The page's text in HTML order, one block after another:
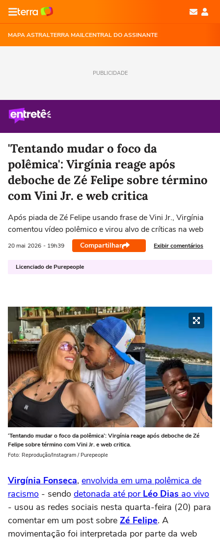
MAPA ASTRALTERRA MAILCENTRAL DO ASSINANTE
PUBLICIDADE
'Tentando mudar o foco da
polêmica': Virgínia reage após
deboche de Zé Felipe sobre término
com Vini Jr. e web critica
Após piada de Zé Felipe usando frase de Vini Jr., Virgínia
comentou vídeo polêmico e virou alvo de críticas na web
20 mai 2026 - 19h39 Compartilhar Exibir comentários
Licenciado de Purepeople
‘Tentando mudar o foco da polêmica’: Virgínia reage após deboche de Zé
Felipe sobre término com Vini Jr. e web critica.
Foto: Reprodução/Instagram / Purepeople
Virgínia Fonseca, envolvida em uma polêmica de
racismo - sendo detonada até por Léo Dias ao vivo
- usou as redes sociais nesta quarta-feira (20) para
comentar em um post sobre Zé Felipe. A
movimentação foi interpretada por parte da web